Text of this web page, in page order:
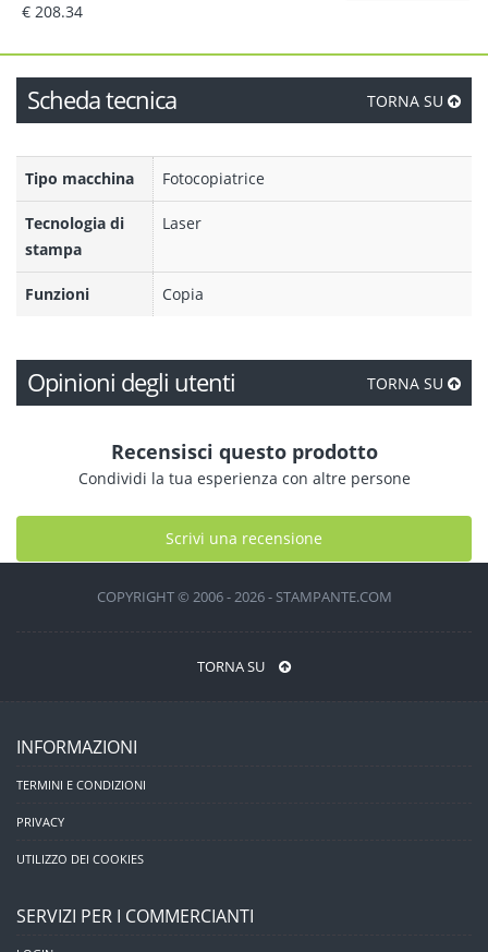
€ 208.34
Scheda tecnica TORNA SU
Tipo macchina Fotocopiatrice
Tecnologia di
stampa
Laser
Funzioni Copia
Opinioni degli utenti TORNA SU
Recensisci questo prodotto
Condividi la tua esperienza con altre persone
Scrivi una recensione
COPYRIGHT © 2006 - 2026 - STAMPANTE.COM
TORNA SU
INFORMAZIONI
TERMINI E CONDIZIONI
PRIVACY
UTILIZZO DEI COOKIES
SERVIZI PER I COMMERCIANTI